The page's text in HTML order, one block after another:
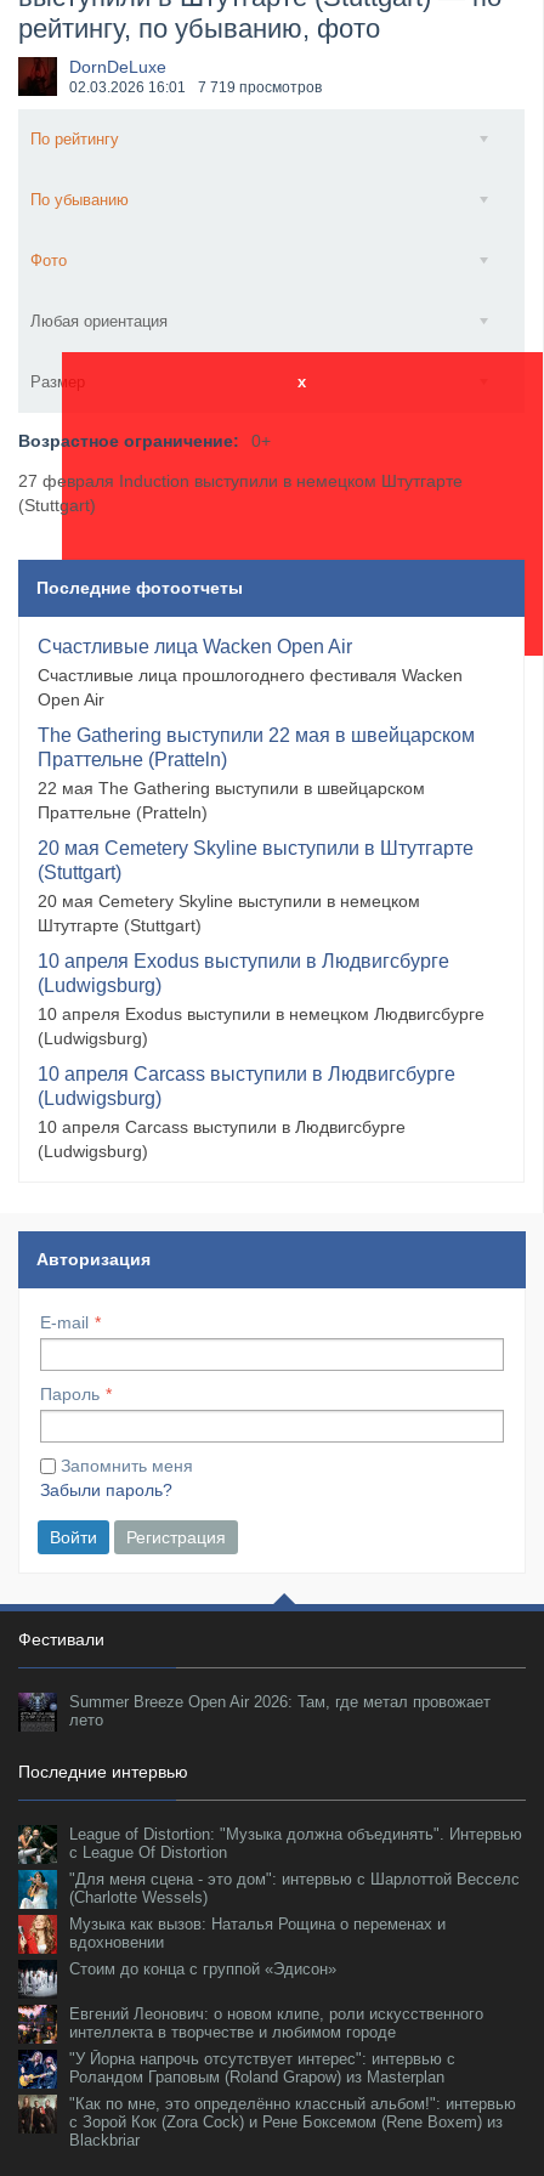
​Wacken Open Air 2027 объявил новую волну участ...
рейтингу, по убыванию, фото
DornDeLuxe
02.03.2026 16:01 7 719 просмотров
По рейтингу
По убыванию
Фото
Любая ориентация
Размер x
Возрастное ограничение: 0+
27 февраля Induction выступили в немецком Штутгарте
(Stuttgart)
Последние фотоотчеты
Счастливые лица Wacken Open Air
Счастливые лица прошлогоднего фестиваля Wacken
Open Air
The Gathering выступили 22 мая в швейцарском
Праттельне (Pratteln)
22 мая The Gathering выступили в швейцарском
Праттельне (Pratteln)
20 мая Cemetery Skyline выступили в Штутгарте
(Stuttgart)
20 мая Cemetery Skyline выступили в немецком
Штутгарте (Stuttgart)
10 апреля Exodus выступили в Людвигсбурге
(Ludwigsburg)
10 апреля Exodus выступили в немецком Людвигсбурге
(Ludwigsburg)
10 апреля Carcass выступили в Людвигсбурге
(Ludwigsburg)
10 апреля Carcass выступили в Людвигсбурге
(Ludwigsburg)
Авторизация
E-mail
Пароль
Запомнить меня
Забыли пароль?
Войти Регистрация
Фестивали
Summer Breeze Open Air 2026: Там, где метал провожает
лето
Последние интервью
League of Distortion: "Музыка должна объединять". Интервью
с League Of Distortion
"Для меня сцена - это дом": интервью с Шарлоттой Весселс
(Charlotte Wessels)
Музыка как вызов: Наталья Рощина о переменах и
вдохновении
Стоим до конца с группой «Эдисон»
Евгений Леонович: о новом клипе, роли искусственного
интеллекта в творчестве и любимом городе
"У Йорна напрочь отсутствует интерес": интервью с
Роландом Граповым (Roland Grapow) из Masterplan
"Как по мне, это определённо классный альбом!": интервью
с Зорой Кок (Zora Cock) и Рене Боксемом (Rene Boxem) из
Blackbriar